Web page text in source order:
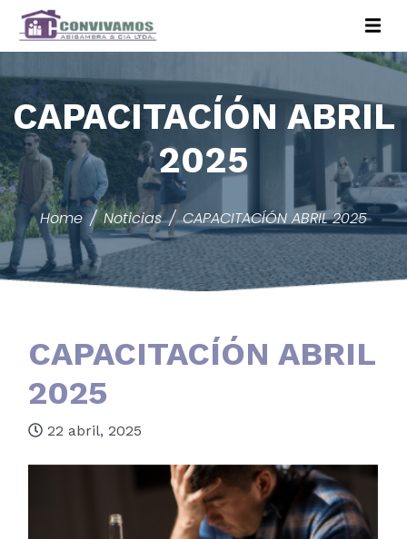
CAPACITACÍÓN ABRIL
2025
Home Noticias CAPACITACÍÓN ABRIL 2025
CAPACITACÍÓN ABRIL
2025
22 abril, 2025